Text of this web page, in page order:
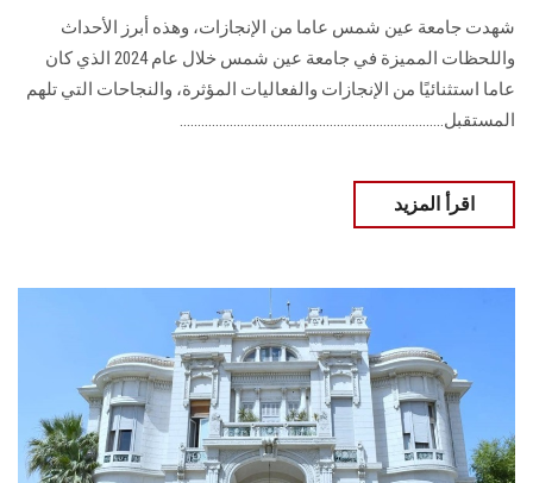
شهدت جامعة عين شمس عاما من الإنجازات، وهذه أبرز الأحداث
واللحظات المميزة في جامعة ‏عين شمس خلال عام 2024 الذي كان
عاما استثنائيًا من الإنجازات والفعاليات المؤثرة، ‏والنجاحات التي تلهم
المستقبل..........................................................................
اقرأ المزيد